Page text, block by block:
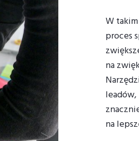
W
proces
na
na